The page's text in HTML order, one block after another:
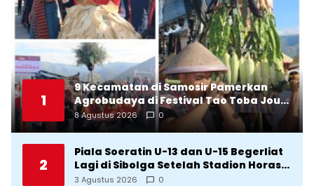
1
9 Kecamatan di Samosir Pamerkan
Agrobudaya di Festival Tao Toba Jou-
Jou 2026: Membranding Produk Lokal
agar Terkenal
8 Agustus 2026 0
2
Piala Soeratin U-13 dan U-15 Begerliat
Lagi di Sibolga Setelah Stadion Horas
Direvitalisasi Wali Kota
3 Agustus 2026 0